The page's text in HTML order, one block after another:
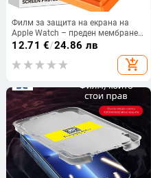
Филм за защита на екрана на
Apple Watch – преден мембранен
филм, HD PET филм, антиудар и
S10/S9/S8/S7/6/5/4
12.71 €/24.86 лв
add_shopping_cart